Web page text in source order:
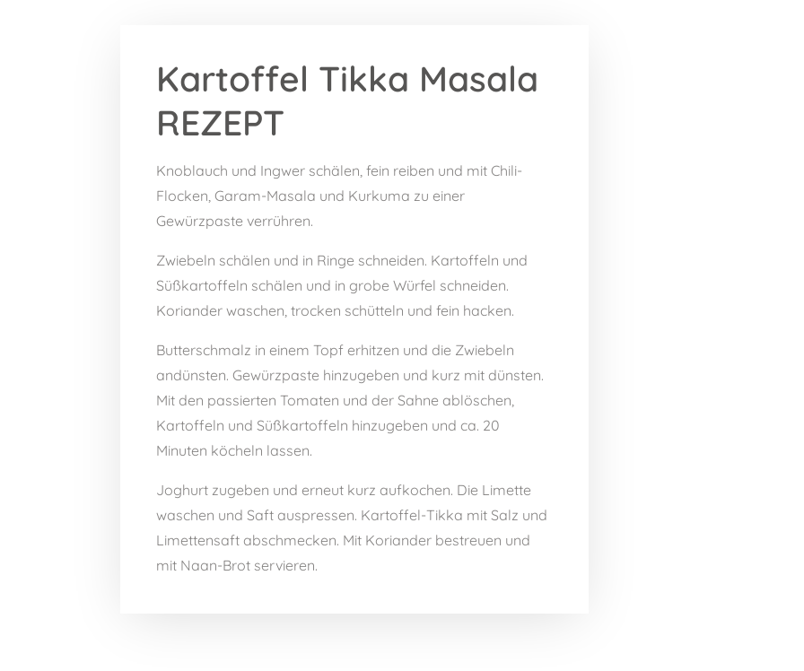
Kartoffel Tikka Masala
REZEPT
Knoblauch und Ingwer schälen, fein reiben und mit Chili-
Flocken, Garam-Masala und Kurkuma zu einer
Gewürzpaste verrühren.
Zwiebeln schälen und in Ringe schneiden. Kartoffeln und
Süßkartoffeln schälen und in grobe Würfel schneiden.
Koriander waschen, trocken schütteln und fein hacken.
Butterschmalz in einem Topf erhitzen und die Zwiebeln
andünsten. Gewürzpaste hinzugeben und kurz mit dünsten.
Mit den passierten Tomaten und der Sahne ablöschen,
Kartoffeln und Süßkartoffeln hinzugeben und ca. 20
Minuten köcheln lassen.
Joghurt zugeben und erneut kurz aufkochen. Die Limette
waschen und Saft auspressen. Kartoffel-Tikka mit Salz und
Limettensaft abschmecken. Mit Koriander bestreuen und
mit Naan-Brot servieren.